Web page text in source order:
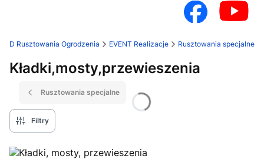
Rusztowania Ogrodzenia EVENT Realizacje Rusztowania specjalne
Kładki,mosty,przewieszenia
Rusztowania specjalne
Filtry